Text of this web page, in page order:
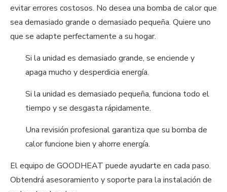
evitar errores costosos. No desea una bomba de calor que
sea demasiado grande o demasiado pequeña. Quiere uno
que se adapte perfectamente a su hogar.
Si la unidad es demasiado grande, se enciende y
apaga mucho y desperdicia energía.
Si la unidad es demasiado pequeña, funciona todo el
tiempo y se desgasta rápidamente.
Una revisión profesional garantiza que su bomba de
calor funcione bien y ahorre energía.
El equipo de GOODHEAT puede ayudarte en cada paso.
Obtendrá asesoramiento y soporte para la instalación de